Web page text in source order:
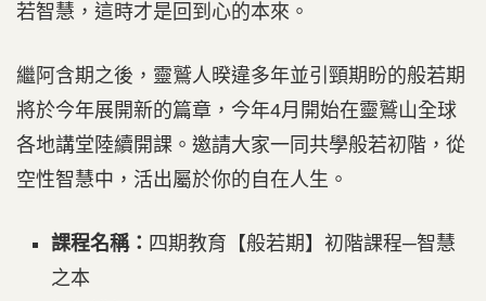
若智慧，這時才是回到心的本來。
繼阿含期之後，靈鷲人暌違多年並引頸期盼的般若期
將於今年展開新的篇章，今年4月開始在靈鷲山全球
各地講堂陸續開課。邀請大家一同共學般若初階，從
空性智慧中，活出屬於你的自在人生。
課程名稱： 四期教育【般若期】初階課程─智慧
之本